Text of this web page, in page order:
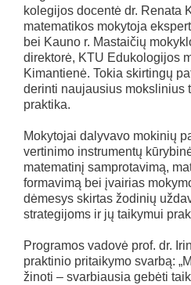
kolegijos docentė dr. Renata
matematikos mokytoja
bei Kauno r. Mastaičių
direktorė, KTU Edukologijos
Kimantienė. Tokia skirtingų
derinti naujausius mokslinius
praktika.
Mokytojai dalyvavo mokinių
vertinimo instrumentų
matematinį samprotavimą,
formavimą bei įvairias
dėmesys skirtas žodinių
strategijoms ir jų taikymui
Programos vadovė prof. dr.
praktinio pritaikymo svarbą:
žinoti – svarbiausia gebėti